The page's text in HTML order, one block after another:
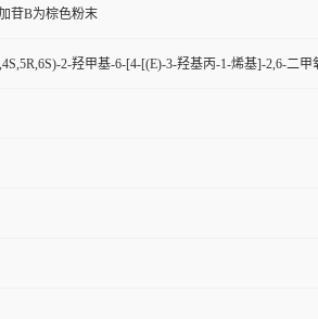
苷B为棕色粉末
2-羟甲基-6-[4-[(E)-3-羟基丙-1-烯基]-2,6-二